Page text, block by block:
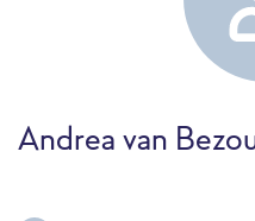
Andrea van